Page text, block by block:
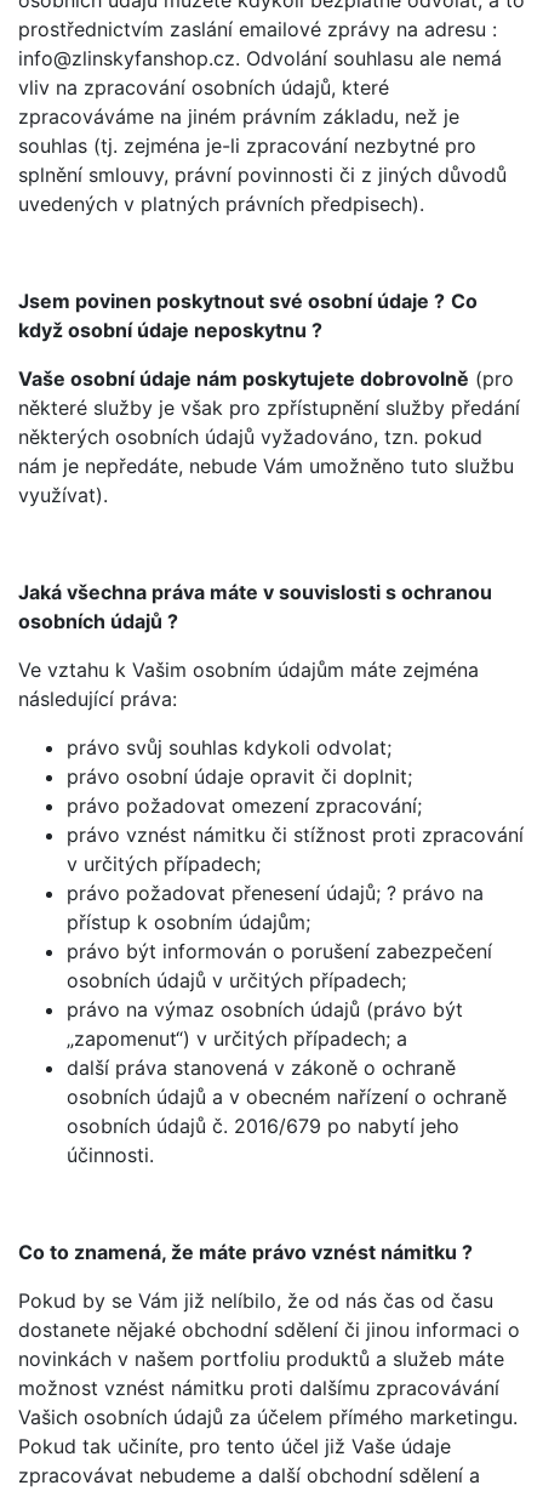
prostřednictvím zaslání emailové zprávy na adresu :
info@zlinskyfanshop.cz. Odvolání souhlasu ale nemá
vliv na zpracování osobních údajů, které
zpracováváme na jiném právním základu, než je
souhlas (tj. zejména je-li zpracování nezbytné pro
splnění smlouvy, právní povinnosti či z jiných důvodů
uvedených v platných právních předpisech).
Jsem povinen poskytnout své osobní údaje ? Co
když osobní údaje neposkytnu ?
Vaše osobní údaje nám poskytujete dobrovolně (pro
některé služby je však pro zpřístupnění služby předání
některých osobních údajů vyžadováno, tzn. pokud
nám je nepředáte, nebude Vám umožněno tuto službu
využívat).
Jaká všechna práva máte v souvislosti s ochranou
osobních údajů ?
Ve vztahu k Vašim osobním údajům máte zejména
následující práva:
právo svůj souhlas kdykoli odvolat;
právo osobní údaje opravit či doplnit;
právo požadovat omezení zpracování;
právo vznést námitku či stížnost proti zpracování
v určitých případech;
právo požadovat přenesení údajů; ? právo na
přístup k osobním údajům;
právo být informován o porušení zabezpečení
osobních údajů v určitých případech;
právo na výmaz osobních údajů (právo být
„zapomenut“) v určitých případech; a
další práva stanovená v zákoně o ochraně
osobních údajů a v obecném nařízení o ochraně
osobních údajů č. 2016/679 po nabytí jeho
účinnosti.
Co to znamená, že máte právo vznést námitku ?
Pokud by se Vám již nelíbilo, že od nás čas od času
dostanete nějaké obchodní sdělení či jinou informaci o
novinkách v našem portfoliu produktů a služeb máte
možnost vznést námitku proti dalšímu zpracovávání
Vašich osobních údajů za účelem přímého marketingu.
Pokud tak učiníte, pro tento účel již Vaše údaje
zpracovávat nebudeme a další obchodní sdělení a